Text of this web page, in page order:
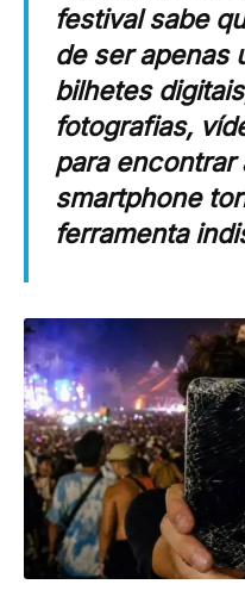
festival sabe
de ser apenas
bilhetes
fotografias,
para encontrar
smartphone
ferramenta